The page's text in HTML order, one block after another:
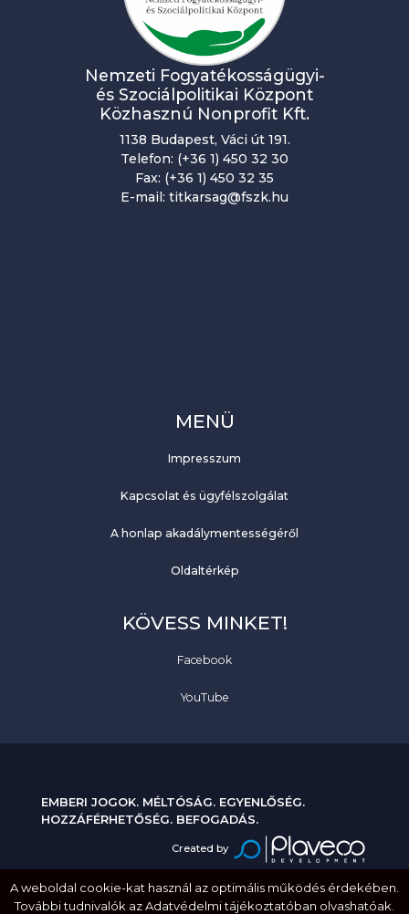
Nemzeti Fogyatékosságügyi-
és Szociálpolitikai Központ
Közhasznú Nonprofit Kft.
1138 Budapest, Váci út 191.
Telefon: (+36 1) 450 32 30
Fax: (+36 1) 450 32 35
E-mail: titkarsag@fszk.hu
MENÜ
Impresszum
Kapcsolat és ügyfélszolgálat
A honlap akadálymentességéről
Oldaltérkép
KÖVESS MINKET!
Facebook
YouTube
EMBERI JOGOK. MÉLTÓSÁG. EGYENLŐSÉG.
HOZZÁFÉRHETŐSÉG. BEFOGADÁS.
Created by
A weboldal cookie-kat használ az optimális működés érdekében.
További tudnivalók az Adatvédelmi tájékoztatóban olvashatóak.